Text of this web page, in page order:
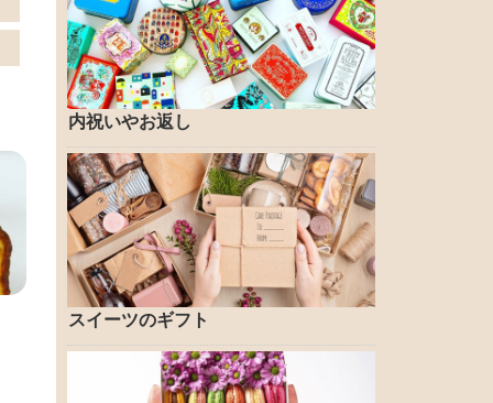
内祝いやお返し
スイーツのギフト